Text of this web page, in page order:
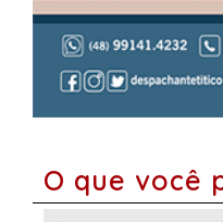
O que você